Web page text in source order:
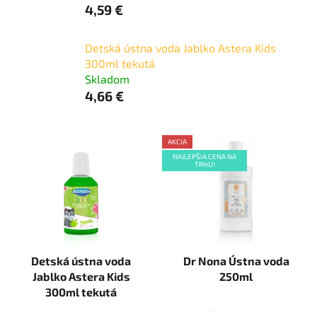
4,59 €
Detská ústna voda Jablko Astera Kids
300ml tekutá
Skladom
4,66 €
Detská ústna voda
Jablko Astera Kids
300ml tekutá
AKCIA
NAJLEPŠIA CENA NA
TRHU!
Dr Nona Ústna voda
250ml